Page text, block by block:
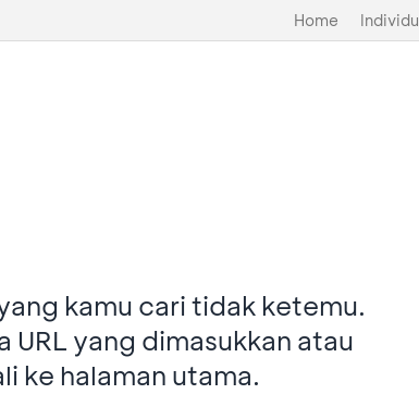
Home Individu
kamu cari tidak ketemu.
URL yang dimasukkan atau
ke halaman utama.